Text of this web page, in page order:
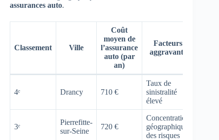
assurances auto.
Classement Ville
Coût
moyen de
l’assurance
auto (par
an)
Facteurs
aggravants
4ᵉ Drancy 710 €
Taux de
sinistralité
élevé
3ᵉ
Pierrefitte-
sur-Seine
720 €
Concentration
géographique
des risques